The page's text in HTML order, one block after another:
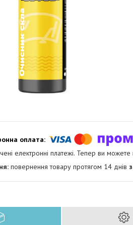
електронні платежі. Тепер ви
повернення товару протягом 14 днів